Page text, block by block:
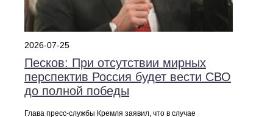
2026-07-25
Песков: При отсутствии мирных
перспектив Россия будет вести СВО
до полной победы
Глава пресс-службы Кремля заявил, что в случае